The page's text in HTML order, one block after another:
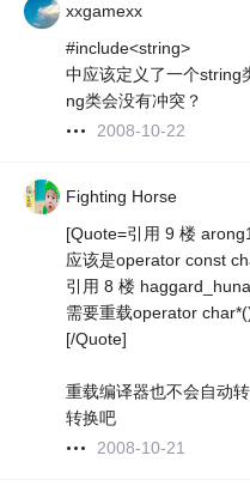
xxgamexx
#include<string>
中应该定义了一个string
ng类会没有冲突？
2008-10-22
Fighting Horse
[Quote=引用 9 楼
应该是operator const
引用 8 楼
需要重载operator
[/Quote]
重载编译器也不会自动
转换吧
2008-10-21